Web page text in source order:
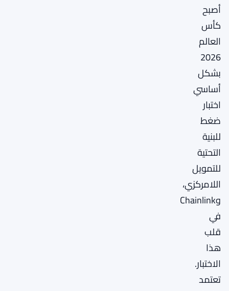
أصبح
كأس
العالم
2026
بشكل
أساسي
اختبار
ضغط
للبنية
التحتية
للتمويل
اللامركزي،
وChainlink
في
قلب
هذا
الاختبار.
تعتمد